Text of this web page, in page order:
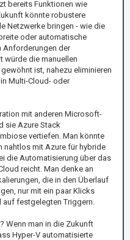
bereits Funktionen wie
könnte robustere
Netzwerke bringen - wie die
oder automatische
Anforderungen der
würde die manuellen
ist, nahezu eliminieren
Multi-Cloud- oder
mit anderen Microsoft-
sie Azure Stack
vertiefen. Man könnte
nahtlos mit Azure für hybride
die Automatisierung über das
reicht. Man denke an
die in den Überlauf
nur mit ein paar Klicks
festgelegten Triggern.
Wenn man in die Zukunft
Hyper-V automatisierte